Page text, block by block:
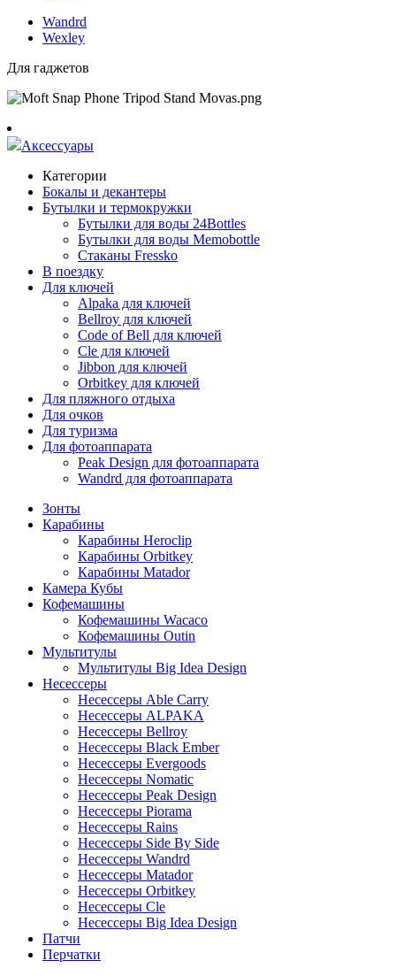
Wandrd
Wexley
Для гаджетов
Аксессуары
Категории
Бокалы и декантеры
Бутылки и термокружки
Бутылки для воды 24Bottles
Бутылки для воды Memobottle
Стаканы Fressko
В поездку
Для ключей
Alpaka для ключей
Bellroy для ключей
Code of Bell для ключей
Cle для ключей
Jibbon для ключей
Orbitkey для ключей
Для пляжного отдыха
Для очков
Для туризма
Для фотоаппарата
Peak Design для фотоаппарата
Wandrd для фотоаппарата
Зонты
Карабины
Карабины Heroclip
Карабины Orbitkey
Карабины Matador
Камера Кубы
Кофемашины
Кофемашины Wacaco
Кофемашины Outin
Мультитулы
Мультитулы Big Idea Design
Несессеры
Несессеры Able Carry
Несессеры ALPAKA
Несессеры Bellroy
Несессеры Black Ember
Несессеры Evergoods
Несессеры Nomatic
Несессеры Peak Design
Несессеры Piorama
Несессеры Rains
Несессеры Side By Side
Несессеры Wandrd
Несессеры Matador
Несессеры Orbitkey
Несессеры Cle
Несессеры Big Idea Design
Патчи
Перчатки